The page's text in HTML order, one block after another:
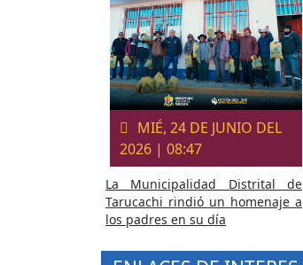
MIÉ, 24 DE JUNIO DEL
2026 | 08:47
La Municipalidad Distrital de
Tarucachi rindió un homenaje a
los padres en su día